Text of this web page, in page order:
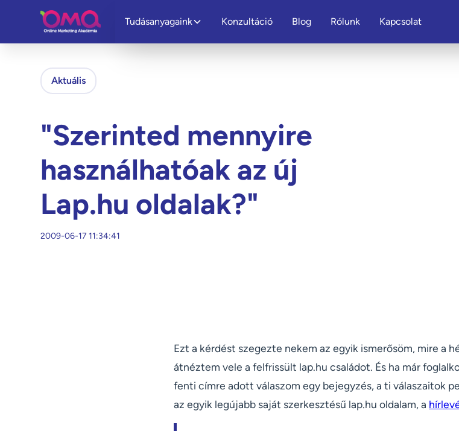
Tudásanyagaink Konzultáció Blog Rólunk Kapcsolat
Aktuális
"Szerinted mennyire
használhatóak az új
Lap.hu oldalak?"
2009-06-17 11:34:41
Ezt a kérdést szegezte nekem az egyik ismerősöm, mire a
átnéztem vele a felfrissült lap.hu családot. És ha már
fenti címre adott válaszom egy bejegyzés, a ti válaszaitok
az egyik legújabb saját szerkesztésű lap.hu oldalam, a